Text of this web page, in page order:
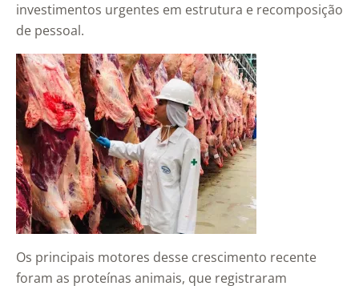
investimentos urgentes em estrutura e recomposição
de pessoal.
Os principais motores desse crescimento recente
foram as proteínas animais, que registraram